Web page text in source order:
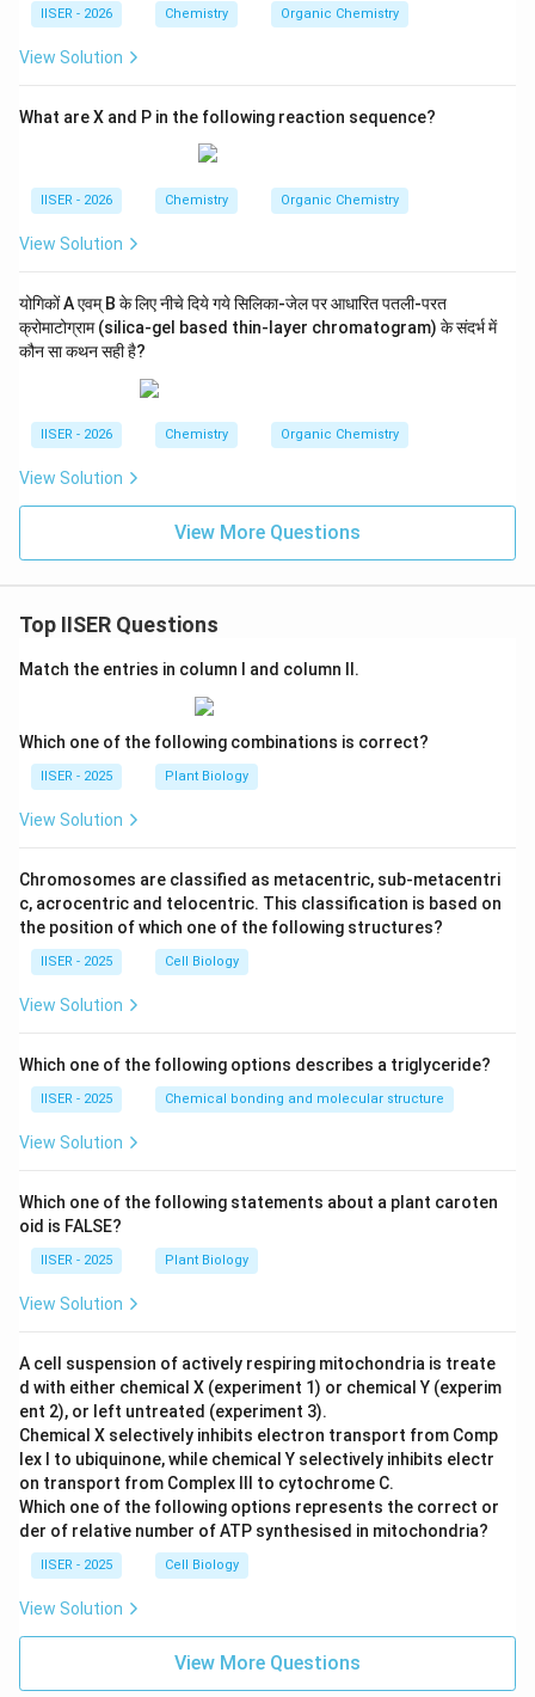
IISER - 2026 Chemistry Organic Chemistry
View Solution
What are X and P in the following reaction sequence?
IISER - 2026 Chemistry Organic Chemistry
View Solution
योगिकों A एवम् B के लिए नीचे दिये गये सिलिका-जेल पर आधारित पतली-परत
क्रोमाटोग्राम (silica-gel based thin-layer chromatogram) के संदर्भ में
कौन सा कथन सही है?
IISER - 2026 Chemistry Organic Chemistry
View Solution
View More Questions
Top IISER Questions
Match the entries in column I and column II.
Which one of the following combinations is correct?
IISER - 2025 Plant Biology
View Solution
Chromosomes are classified as metacentric, sub-metacentri
c, acrocentric and telocentric. This classification is based on
the position of which one of the following structures?
IISER - 2025 Cell Biology
View Solution
Which one of the following options describes a triglyceride?
IISER - 2025 Chemical bonding and molecular structure
View Solution
Which one of the following statements about a plant caroten
oid is FALSE?
IISER - 2025 Plant Biology
View Solution
A cell suspension of actively respiring mitochondria is treate
d with either chemical X (experiment 1) or chemical Y (experim
ent 2), or left untreated (experiment 3).
Chemical X selectively inhibits electron transport from Comp
lex I to ubiquinone, while chemical Y selectively inhibits electr
on transport from Complex III to cytochrome C.
Which one of the following options represents the correct or
der of relative number of ATP synthesised in mitochondria?
IISER - 2025 Cell Biology
View Solution
View More Questions